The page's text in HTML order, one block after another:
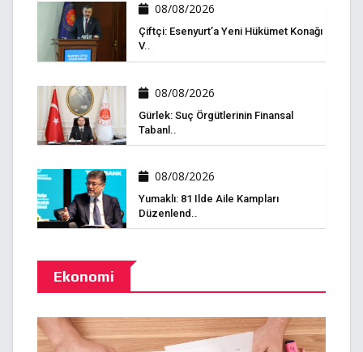
08/08/2026
Çiftçi: Esenyurt’a Yeni Hükümet Konağı
V..
08/08/2026
Gürlek: Suç Örgütlerinin Finansal
Tabanl..
08/08/2026
Yumaklı: 81 Ilde Aile Kampları
Düzenlend..
Ekonomi